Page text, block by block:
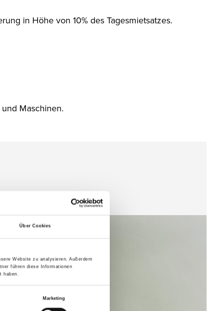
Über Cookies
Website zu analysieren. Außerdem
führen diese Informationen
haben.
Marketing
in Höhe von 10% des Tagesmietsatzes.
Maschinen.